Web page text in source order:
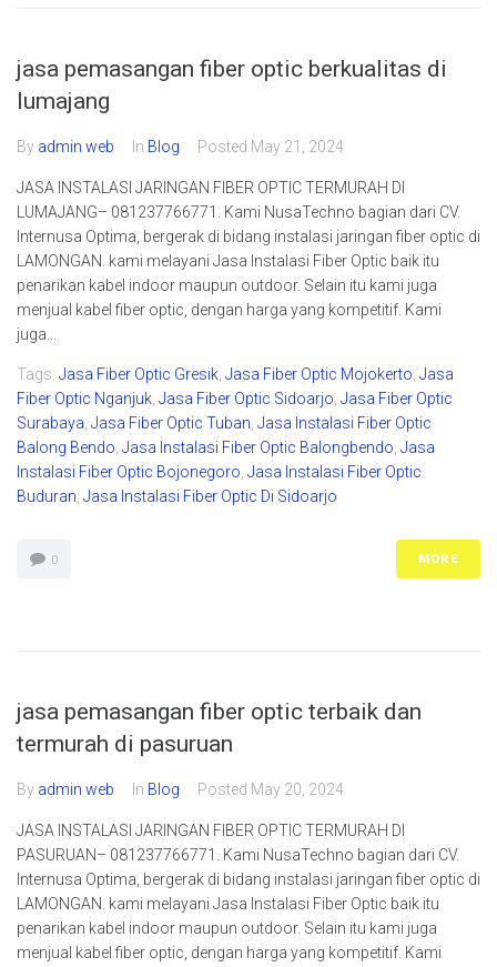
jasa pemasangan fiber optic berkualitas di
lumajang
By admin web In Blog Posted May 21, 2024
JASA INSTALASI JARINGAN FIBER OPTIC TERMURAH DI
LUMAJANG– 081237766771. Kami NusaTechno bagian dari CV.
Internusa Optima, bergerak di bidang instalasi jaringan fiber optic di
LAMONGAN. kami melayani Jasa Instalasi Fiber Optic baik itu
penarikan kabel indoor maupun outdoor. Selain itu kami juga
menjual kabel fiber optic, dengan harga yang kompetitif. Kami
juga...
Tags: Jasa Fiber Optic Gresik Jasa Fiber Optic Mojokerto Jasa
Fiber Optic Nganjuk Jasa Fiber Optic Sidoarjo Jasa Fiber Optic
Surabaya Jasa Fiber Optic Tuban Jasa Instalasi Fiber Optic
Balong Bendo Jasa Instalasi Fiber Optic Balongbendo Jasa
Instalasi Fiber Optic Bojonegoro Jasa Instalasi Fiber Optic
Buduran Jasa Instalasi Fiber Optic Di Sidoarjo
0 MORE
jasa pemasangan fiber optic terbaik dan
termurah di pasuruan
By admin web In Blog Posted May 20, 2024
JASA INSTALASI JARINGAN FIBER OPTIC TERMURAH DI
PASURUAN– 081237766771. Kami NusaTechno bagian dari CV.
Internusa Optima, bergerak di bidang instalasi jaringan fiber optic di
LAMONGAN. kami melayani Jasa Instalasi Fiber Optic baik itu
penarikan kabel indoor maupun outdoor. Selain itu kami juga
menjual kabel fiber optic, dengan harga yang kompetitif. Kami